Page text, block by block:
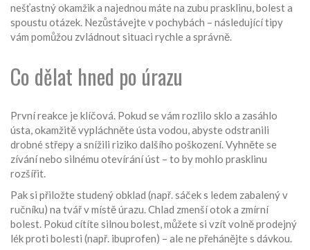
nešťastný okamžik a najednou máte na zubu prasklinu, bolest a
spoustu otázek. Nezůstávejte v pochybách – následující tipy
vám pomůžou zvládnout situaci rychle a správně.
Co dělat hned po úrazu
První reakce je klíčová. Pokud se vám rozlilo sklo a zasáhlo
ústa, okamžitě vypláchněte ústa vodou, abyste odstranili
drobné střepy a snížili riziko dalšího poškození. Vyhněte se
zívání nebo silnému otevírání úst – to by mohlo prasklinu
rozšířit.
Pak si přiložte studený obklad (např. sáček s ledem zabalený v
ručníku) na tvář v místě úrazu. Chlad zmenší otok a zmírní
bolest. Pokud cítíte silnou bolest, můžete si vzít volně prodejný
lék proti bolesti (např. ibuprofen) – ale ne přehánějte s dávkou.